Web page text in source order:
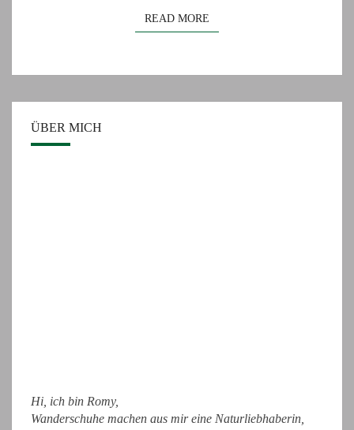
READ MORE
ÜBER MICH
Hi, ich bin Romy,
Wanderschuhe machen aus mir eine Naturliebhaberin,